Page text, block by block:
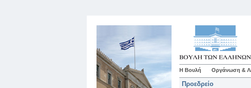
Η Βουλή Οργάνωση &
Προεδρείο